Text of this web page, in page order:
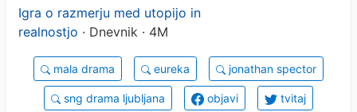
Igra o razmerju med utopijo in
realnostjo · Dnevnik · 4M
mala drama eureka jonathan spector
sng drama ljubljana objavi tvitaj